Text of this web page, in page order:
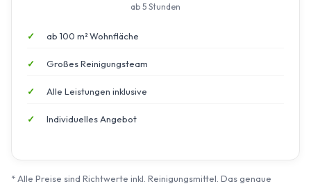
ab 5 Stunden
ab 100 m² Wohnfläche
Großes Reinigungsteam
Alle Leistungen inklusive
Individuelles Angebot
* Alle Preise sind Richtwerte inkl. Reinigungsmittel. Das genaue